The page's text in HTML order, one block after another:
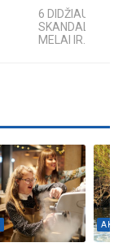
6 DIDŽIAUSI
SKANDALAI:
MELAI IR...